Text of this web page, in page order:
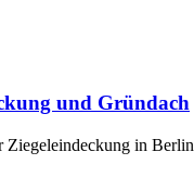
und Gründach
Ziegeleindeckung in Berlin